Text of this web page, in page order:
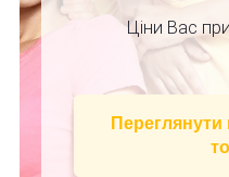
Ціни Вас